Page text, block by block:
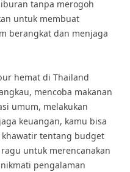
tanpa merogoh
untuk membuat
berangkat dan menjaga
hemat di Thailand
mencoba makanan
umum, melakukan
keuangan, kamu bisa
tentang budget
untuk merencanakan
pengalaman